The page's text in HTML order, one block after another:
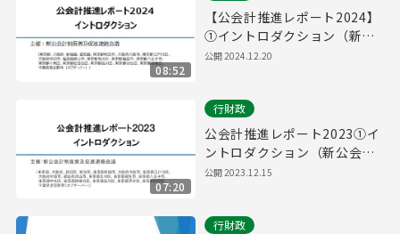
08:52
【公会計推進レポート2024】
①イントロダクション（新公
会計制度普及促進連絡会議）
公開2024.12.20
07:20
行財政
公会計推進レポート2023①イ
ントロダクション（新公会計
制度普及促進連絡会議）
公開2023.12.15
行財政